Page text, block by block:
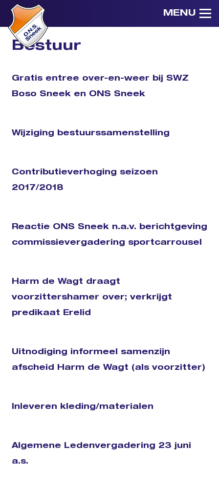
MENU
Bestuur
Gratis entree over-en-weer bij SWZ
Boso Sneek en ONS Sneek
Wijziging bestuurssamenstelling
Contributieverhoging seizoen
2017/2018
Reactie ONS Sneek n.a.v. berichtgeving
commissievergadering sportcarrousel
Harm de Wagt draagt
voorzittershamer over; verkrijgt
predikaat Erelid
Uitnodiging informeel samenzijn
afscheid Harm de Wagt (als voorzitter)
Inleveren kleding/materialen
Algemene Ledenvergadering 23 juni
a.s.